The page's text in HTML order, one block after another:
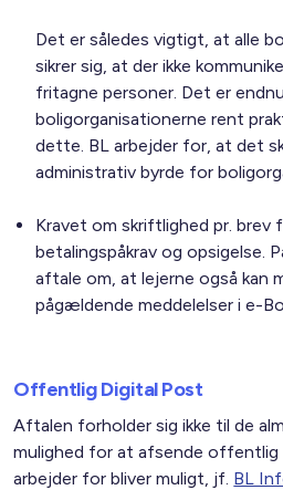
Det er således vigtigt, at alle
sikrer sig, at der ikke
fritagne personer. Det er
boligorganisationerne rent
dette. BL arbejder for, at det
administrativ byrde for
Kravet om skriftlighed pr. brev
betalingspåkrav og opsigelse.
aftale om, at lejerne også kan
pågældende meddelelser i e-
Offentlig Digital Post
Aftalen forholder sig ikke til de
mulighed for at afsende offentlig
arbejder for bliver muligt, jf. BL